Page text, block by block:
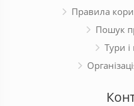
Правила
Пошук
Тури